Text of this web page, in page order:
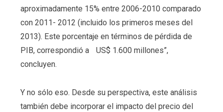
aproximadamente 15% entre 2006-2010 comparado
con 2011- 2012 (incluido los primeros meses del
2013). Este porcentaje en términos de pérdida de
PIB, correspondió a US$ 1.600 millones”,
concluyen.
Y no sólo eso. Desde su perspectiva, este análisis
también debe incorporar el impacto del precio del